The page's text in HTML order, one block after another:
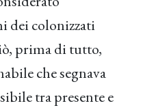
dei colonizzati
prima di tutto,
che segnava
tra presente e